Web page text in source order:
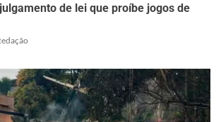
de lei que proíbe jogos de